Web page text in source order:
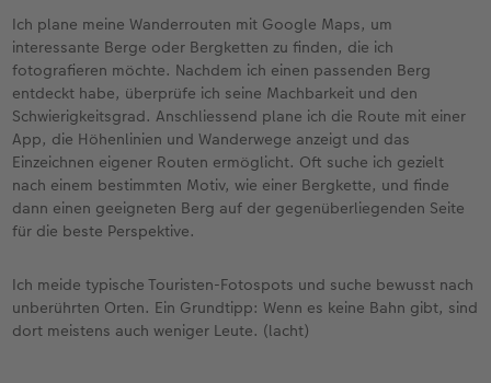
Ich plane meine Wanderrouten mit Google Maps, um
interessante Berge oder Bergketten zu finden, die ich
fotografieren möchte. Nachdem ich einen passenden Berg
entdeckt habe, überprüfe ich seine Machbarkeit und den
Schwierigkeitsgrad. Anschliessend plane ich die Route mit einer
App, die Höhenlinien und Wanderwege anzeigt und das
Einzeichnen eigener Routen ermöglicht. Oft suche ich gezielt
nach einem bestimmten Motiv, wie einer Bergkette, und finde
dann einen geeigneten Berg auf der gegenüberliegenden Seite
für die beste Perspektive.
Ich meide typische Touristen-Fotospots und suche bewusst nach
unberührten Orten. Ein Grundtipp: Wenn es keine Bahn gibt, sind
dort meistens auch weniger Leute. (lacht)